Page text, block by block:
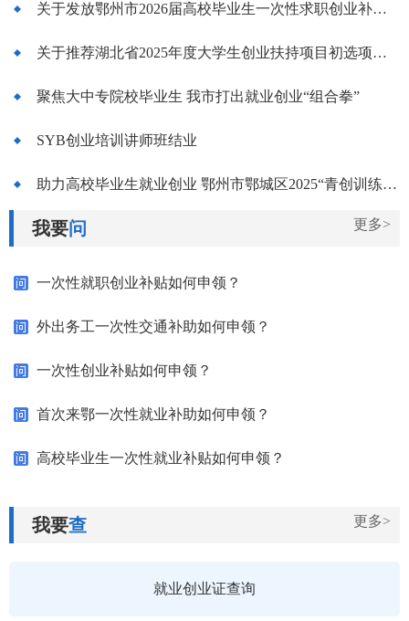
关于发放鄂州市2026届高校毕业生一次性求职创业补贴的公示
关于推荐湖北省2025年度大学生创业扶持项目初选项目名单的公示
聚焦大中专院校毕业生 我市打出就业创业“组合拳”
SYB创业培训讲师班结业
助力高校毕业生就业创业 鄂州市鄂城区2025“青创训练营”开营
我要问 更多>
一次性就职创业补贴如何申领？
外出务工一次性交通补助如何申领？
一次性创业补贴如何申领？
首次来鄂一次性就业补助如何申领？
高校毕业生一次性就业补贴如何申领？
我要查 更多>
就业创业证查询